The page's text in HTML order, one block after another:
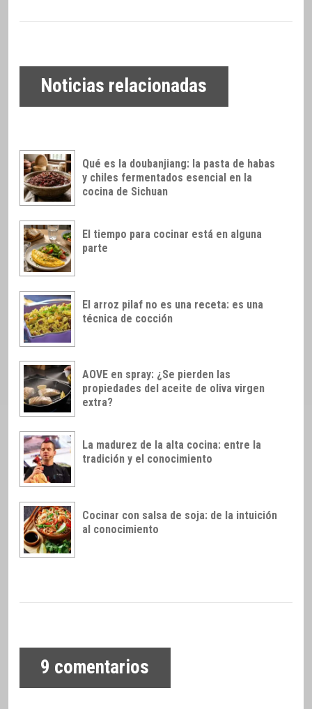
Noticias relacionadas
Qué es la doubanjiang: la pasta de habas
y chiles fermentados esencial en la
cocina de Sichuan
El tiempo para cocinar está en alguna
parte
El arroz pilaf no es una receta: es una
técnica de cocción
AOVE en spray: ¿Se pierden las
propiedades del aceite de oliva virgen
extra?
La madurez de la alta cocina: entre la
tradición y el conocimiento
Cocinar con salsa de soja: de la intuición
al conocimiento
9 comentarios